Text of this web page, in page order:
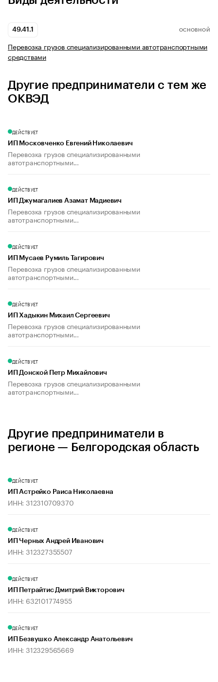
49.41.1 ОСНОВНОЙ
Перевозка грузов специализированными автотранспортными
средствами
Другие предприниматели с тем же
ОКВЭД
ДЕЙСТВУЕТ
ИП Московченко Евгений Николаевич
Перевозка грузов специализированными
автотранспортными...
ДЕЙСТВУЕТ
ИП Джумагалиев Азамат Мадиевич
Перевозка грузов специализированными
автотранспортными...
ДЕЙСТВУЕТ
ИП Мусаев Румиль Тагирович
Перевозка грузов специализированными
автотранспортными...
ДЕЙСТВУЕТ
ИП Хадыкин Михаил Сергеевич
Перевозка грузов специализированными
автотранспортными...
ДЕЙСТВУЕТ
ИП Донской Петр Михайлович
Перевозка грузов специализированными
автотранспортными...
Другие предприниматели в
регионе — Белгородская область
ДЕЙСТВУЕТ
ИП Астрейко Раиса Николаевна
ИНН: 312310709370
ДЕЙСТВУЕТ
ИП Черных Андрей Иванович
ИНН: 312327355507
ДЕЙСТВУЕТ
ИП Петрайтис Дмитрий Викторович
ИНН: 632101774955
ДЕЙСТВУЕТ
ИП Безвушко Александр Анатольевич
ИНН: 312329565669